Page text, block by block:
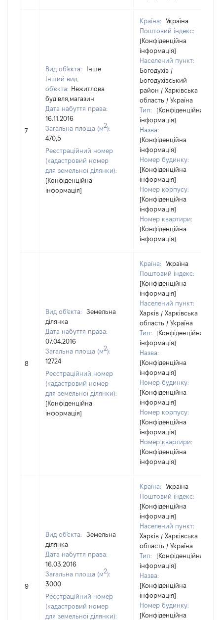
7
Вид об'єкта:
Інше
Інший вид
об'єкта: Нежитлова
будівля,магазин
Дата набуття права:
16.11.2016
Загальна площа (м2):
470,5
Реєстраційний номер
(кадастровий номер
для земельної ділянки):
[Конфіденційна
інформація]
Країна:
Україна
Поштовий індекс:
[Конфіденційна
інформація]
Населений пункт:
Богодухів /
Богодухівський
район / Харківська
область / Україна
Тип:
[Конфіденційна
інформація]
Назва:
[Конфіденційна
інформація]
Номер будинку:
[Конфіденційна
інформація]
Номер корпусу:
[Конфіденційна
інформація]
Номер квартири:
[Конфіденційна
інформація]
8
Вид об'єкта:
Земельна
ділянка
Дата набуття права:
07.04.2016
Загальна площа (м2):
12724
Реєстраційний номер
(кадастровий номер
для земельної ділянки):
[Конфіденційна
інформація]
Країна:
Україна
Поштовий індекс:
[Конфіденційна
інформація]
Населений пункт:
Харків / Харківська
область / Україна
Тип:
[Конфіденційна
інформація]
Назва:
[Конфіденційна
інформація]
Номер будинку:
[Конфіденційна
інформація]
Номер корпусу:
[Конфіденційна
інформація]
Номер квартири:
[Конфіденційна
інформація]
9
Вид об'єкта:
Земельна
ділянка
Дата набуття права:
16.03.2016
Загальна площа (м2):
3000
Реєстраційний номер
(кадастровий номер
для земельної ділянки):
Країна:
Україна
Поштовий індекс:
[Конфіденційна
інформація]
Населений пункт:
Харків / Харківська
область / Україна
Тип:
[Конфіденційна
інформація]
Назва:
[Конфіденційна
інформація]
Номер будинку:
[Конфіденційна